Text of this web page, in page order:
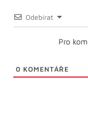
Odebírat
Pro
0 KOMENTÁŘE